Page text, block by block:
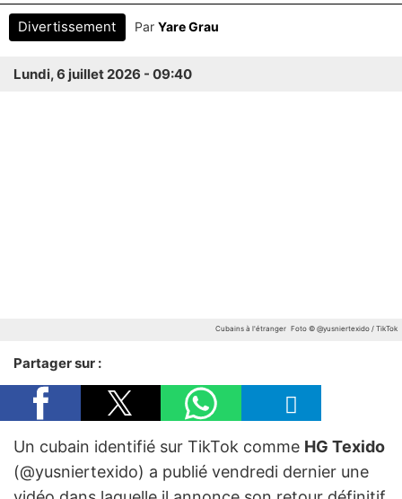
Divertissement Par Yare Grau
Lundi, 6 juillet 2026 - 09:40
Cubains à l'étranger Foto © @yusniertexido / TikTok
Partager sur :
Un cubain identifié sur TikTok comme HG Texido
(@yusniertexido) a publié vendredi dernier une